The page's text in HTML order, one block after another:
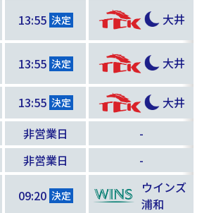
13:55 決定 大井
13:55 決定 大井
13:55 決定
大井
非営業日
-
非営業日 -
09:20 決定
ウインズ
浦和